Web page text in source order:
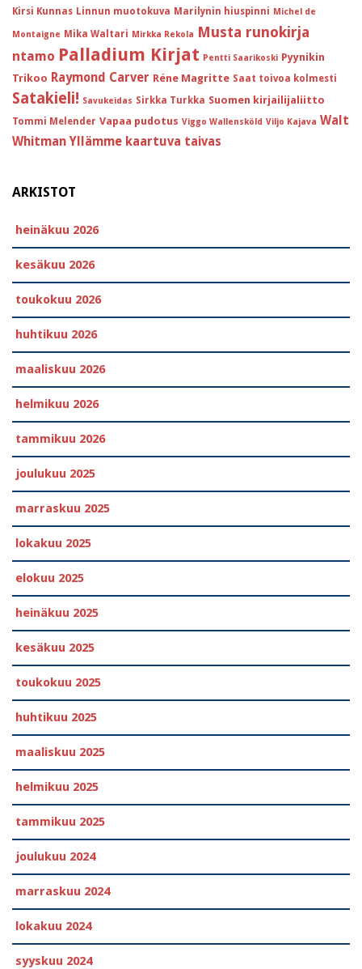
Kirsi Kunnas Linnun muotokuva Marilynin hiuspinni Michel de
Montaigne Mika Waltari Mirkka Rekola Musta runokirja
ntamo Palladium Kirjat Pentti Saarikoski Pyynikin
Trikoo Raymond Carver Réne Magritte Saat toivoa kolmesti
Satakieli! Savukeidas Sirkka Turkka Suomen kirjailijaliitto
Tommi Melender Vapaa pudotus Viggo Wallensköld Viljo Kajava Walt
Whitman Yllämme kaartuva taivas
ARKISTOT
heinäkuu 2026
kesäkuu 2026
toukokuu 2026
huhtikuu 2026
maaliskuu 2026
helmikuu 2026
tammikuu 2026
joulukuu 2025
marraskuu 2025
lokakuu 2025
elokuu 2025
heinäkuu 2025
kesäkuu 2025
toukokuu 2025
huhtikuu 2025
maaliskuu 2025
helmikuu 2025
tammikuu 2025
joulukuu 2024
marraskuu 2024
lokakuu 2024
syyskuu 2024